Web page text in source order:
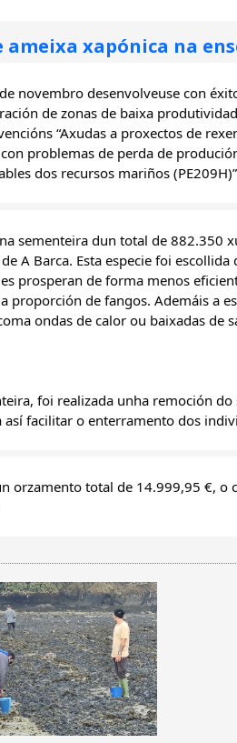
xapónica na
novembro desenvolveuse con
de zonas de baixa
“Axudas a proxectos de
problemas de perda de
dos recursos mariños (PE209H)”
sementeira dun total de 882.350
A Barca. Esta especie foi
prosperan de forma menos
proporción de fangos. Ademáis a
ondas de calor ou baixadas
foi realizada unha remoción
así facilitar o enterramento dos
orzamento total de 14.999,95 €, o